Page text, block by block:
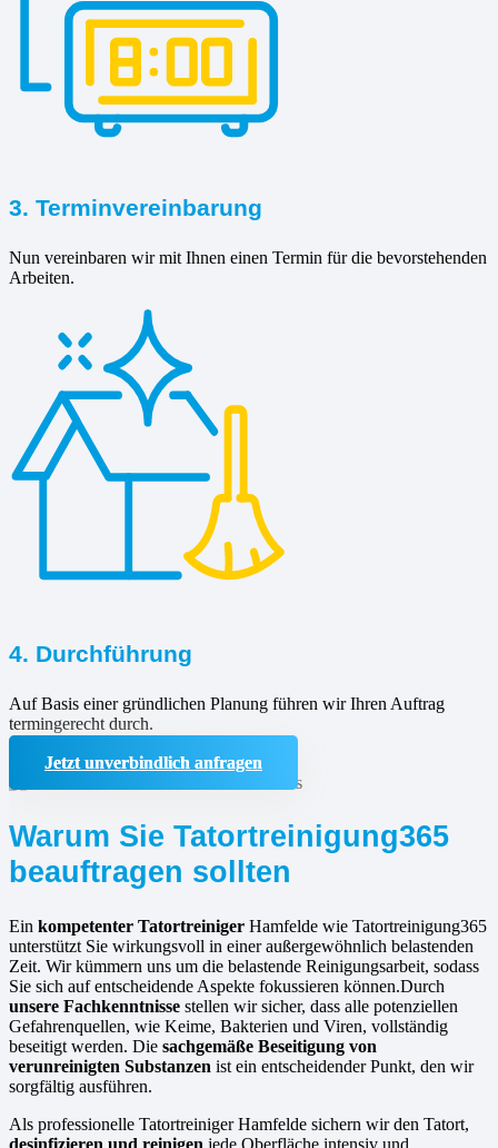
3. Terminvereinbarung
Nun vereinbaren wir mit Ihnen einen Termin für die bevorstehenden
Arbeiten.
4. Durchführung
Auf Basis einer gründlichen Planung führen wir Ihren Auftrag
termingerecht durch.
Jetzt unverbindlich anfragen
Warum Sie Tatortreinigung365
beauftragen sollten
Ein kompetenter Tatortreiniger Hamfelde wie Tatortreinigung365
unterstützt Sie wirkungsvoll in einer außergewöhnlich belastenden
Zeit. Wir kümmern uns um die belastende Reinigungsarbeit, sodass
Sie sich auf entscheidende Aspekte fokussieren können.Durch
unsere Fachkenntnisse stellen wir sicher, dass alle potenziellen
Gefahrenquellen, wie Keime, Bakterien und Viren, vollständig
beseitigt werden. Die sachgemäße Beseitigung von
verunreinigten Substanzen ist ein entscheidender Punkt, den wir
sorgfältig ausführen.
Als professionelle Tatortreiniger Hamfelde sichern wir den Tatort,
desinfizieren und reinigen jede Oberfläche intensiv und